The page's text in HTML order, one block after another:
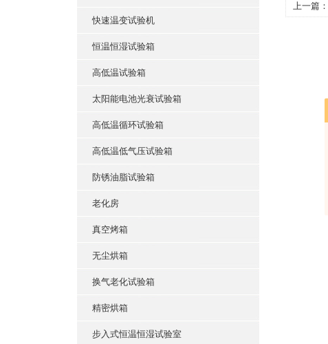
快速温变试验机
恒温恒湿试验箱
高低温试验箱
太阳能电池光衰试验箱
高低温循环试验箱
高低温低气压试验箱
防锈油脂试验箱
老化房
真空烤箱
无尘烘箱
换气老化试验箱
精密烘箱
步入式恒温恒湿试验室
上一篇：